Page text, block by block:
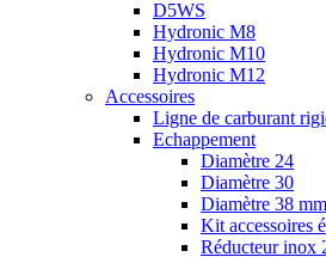
D5WS
Hydronic M8
Hydronic M10
Hydronic M12
Accessoires
Ligne de carburant
Echappement
Diamètre 24
Diamètre 30
Diamètre 38 mm
Kit accessoires
Réducteur inox